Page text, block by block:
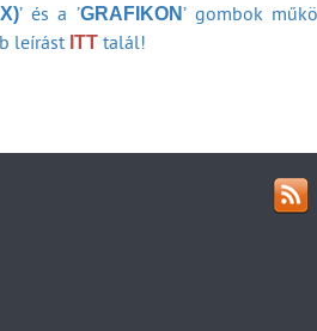
2006)
(1990-2006)
(1990-2006)
’ és a ’GRAFIKON’ gombok
leírást ITT talál!